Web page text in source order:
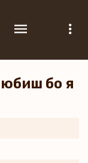
бо я